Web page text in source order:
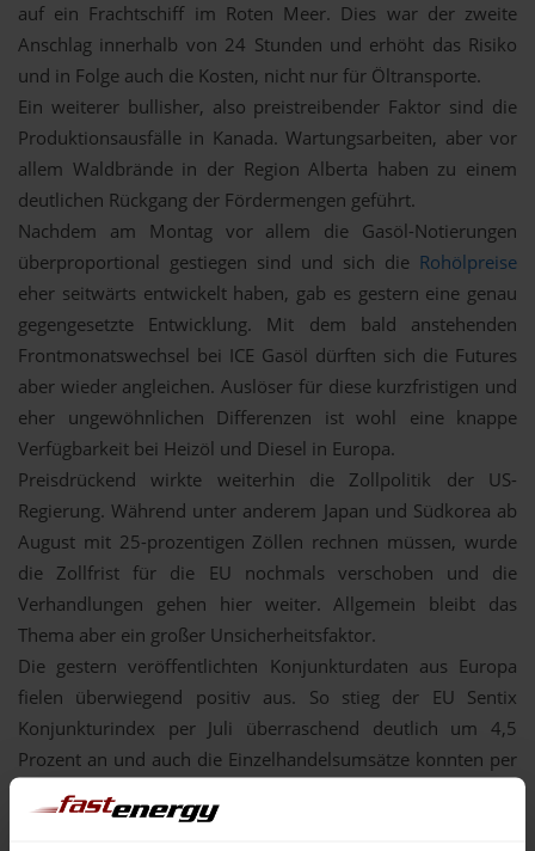
auf ein Frachtschiff im Roten Meer. Dies war der zweite
Anschlag innerhalb von 24 Stunden und erhöht das Risiko
und in Folge auch die Kosten, nicht nur für Öltransporte.
Ein weiterer bullisher, also preistreibender Faktor sind die
Produktionsausfälle in Kanada. Wartungsarbeiten, aber vor
allem Waldbrände in der Region Alberta haben zu einem
deutlichen Rückgang der Fördermengen geführt.
Nachdem am Montag vor allem die Gasöl-Notierungen
überproportional gestiegen sind und sich die Rohölpreise
eher seitwärts entwickelt haben, gab es gestern eine genau
gegengesetzte Entwicklung. Mit dem bald anstehenden
Frontmonatswechsel bei ICE Gasöl dürften sich die Futures
aber wieder angleichen. Auslöser für diese kurzfristigen und
eher ungewöhnlichen Differenzen ist wohl eine knappe
Verfügbarkeit bei Heizöl und Diesel in Europa.
Preisdrückend wirkte weiterhin die Zollpolitik der US-
Regierung. Während unter anderem Japan und Südkorea ab
August mit 25-prozentigen Zöllen rechnen müssen, wurde
die Zollfrist für die EU nochmals verschoben und die
Verhandlungen gehen hier weiter. Allgemein bleibt das
Thema aber ein großer Unsicherheitsfaktor.
Die gestern veröffentlichten Konjunkturdaten aus Europa
fielen überwiegend positiv aus. So stieg der EU Sentix
Konjunkturindex per Juli überraschend deutlich um 4,5
Prozent an und auch die Einzelhandelsumsätze konnten per
Mai die Prognose mit einem Plus von 1,8 Prozent
übertreffen.